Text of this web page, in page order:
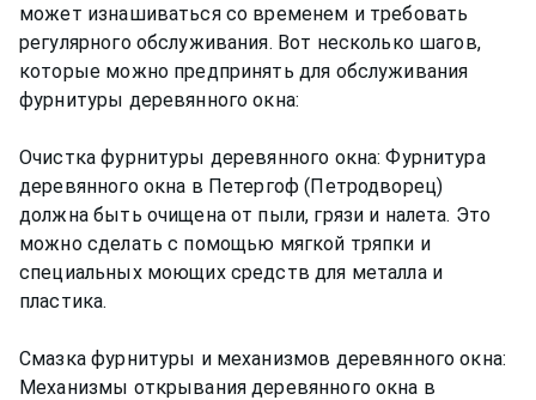
может изнашиваться со временем и требовать
регулярного обслуживания. Вот несколько шагов,
которые можно предпринять для обслуживания
фурнитуры деревянного окна:
Очистка фурнитуры деревянного окна: Фурнитура
деревянного окна в Петергоф (Петродворец)
должна быть очищена от пыли, грязи и налета. Это
можно сделать с помощью мягкой тряпки и
специальных моющих средств для металла и
пластика.
Смазка фурнитуры и механизмов деревянного окна:
Механизмы открывания деревянного окна в